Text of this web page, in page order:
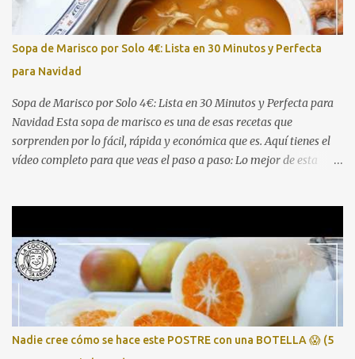
guiso (morcillo, aguja o osobuco troceado) 4-5 patatas medianas,
peladas y cortadas en trozos 1 cebolla grande, picada 2
zanahorias, en rodajas 2 dientes de ajo, p...
Sopa de Marisco por Solo 4€: Lista en 30 Minutos y Perfecta
para Navidad
Sopa de Marisco por Solo 4€: Lista en 30 Minutos y Perfecta para
Navidad Esta sopa de marisco es una de esas recetas que
sorprenden por lo fácil, rápida y económica que es. Aquí tienes el
vídeo completo para que veas el paso a paso: Lo mejor de esta
cualquier mesa navideña. Perfecta para quienes buscan platos
económicos pero con sabor intenso y resultado de restaurante.
Ingredientes 1 bolsa de preparado de marisco congelado 1 cebolla 1
pimiento verde 2 tomates 1 litro de caldo de pescado o agua 1 trozo
de pan duro Aceite de oliva Sal, pimienta y laurel (Opcional) un
chorrito de brandy o vino blanco Cómo hacer la sopa de marisco 1.
Sofríe las verduras Pica bien la cebolla, el pimiento y los tomates.
Nadie cree cómo se hace este POSTRE con una BOTELLA 😱 (5